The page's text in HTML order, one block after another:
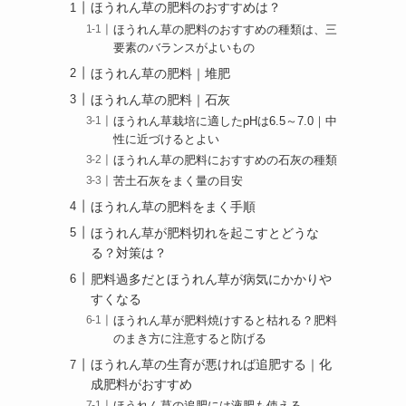
ほうれん草の肥料のおすすめは？
ほうれん草の肥料のおすすめの種類は、三
要素のバランスがよいもの
ほうれん草の肥料｜堆肥
ほうれん草の肥料｜石灰
ほうれん草栽培に適したpHは6.5～7.0｜中
性に近づけるとよい
ほうれん草の肥料におすすめの石灰の種類
苦土石灰をまく量の目安
ほうれん草の肥料をまく手順
ほうれん草が肥料切れを起こすとどうな
る？対策は？
肥料過多だとほうれん草が病気にかかりや
すくなる
ほうれん草が肥料焼けすると枯れる？肥料
のまき方に注意すると防げる
ほうれん草の生育が悪ければ追肥する｜化
成肥料がおすすめ